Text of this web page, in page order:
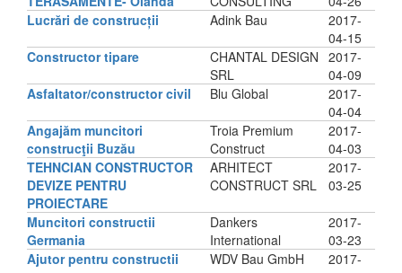
Lucrări de construcții
Adink Bau
2017-
04-15
Constructor tipare
CHANTAL DESIGN
SRL
2017-
04-09
Asfaltator/constructor civil
Blu Global
2017-
04-04
Angajăm muncitori
construcţii Buzău
Troia Premium
Construct
2017-
04-03
TEHNCIAN CONSTRUCTOR
DEVIZE PENTRU
PROIECTARE
ARHITECT
CONSTRUCT SRL
2017-
03-25
Muncitori constructii
Germania
Dankers
International
2017-
03-23
Ajutor pentru constructii
WDV Bau GmbH
2017-